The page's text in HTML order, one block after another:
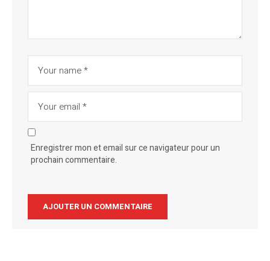
Enregistrer mon et email sur ce navigateur pour un
prochain commentaire.